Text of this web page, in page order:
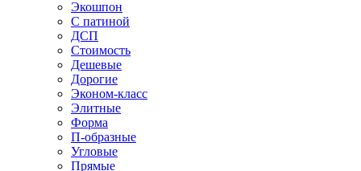
Экошпон
С патиной
ДСП
Стоимость
Дешевые
Дорогие
Эконом-класс
Элитные
Форма
П-образные
Угловые
Прямые